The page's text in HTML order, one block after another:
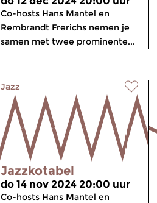
Co-hosts Hans Mantel en
Rembrandt Frerichs nemen je
samen met twee prominente...
Jazz
Jazzkotabel
do 14 nov 2024 20:00 uur
Co-hosts Hans Mantel en